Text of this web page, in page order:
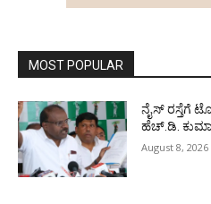
MOST POPULAR
ನೈಸ್ ರಸ್ತೆಗೆ
ಹೆಚ್.ಡಿ.
August 8, 2026